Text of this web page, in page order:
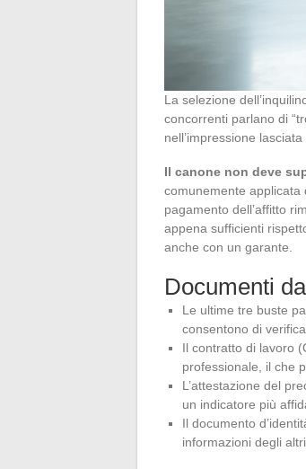
La selezione
concorrenti parlano di
nell’impressione
Il canone non deve
comunemente applicata
pagamento dell’affitto
appena sufficienti
anche con un garante.
Documenti
Le ultime tre buste
consentono di
Il contratto di lavoro
professionale, il che
L’attestazione del
un indicatore più
Il documento
informazioni degli